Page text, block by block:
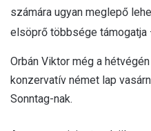
számára ugyan meglepő
elsöprő többsége támogatja
Orbán Viktor még a
konzervatív német lap
Sonntag-nak.